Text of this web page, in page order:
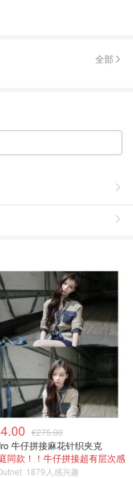
全部
€275.00
牛仔拼接麻花针织夹克
同款！！牛仔拼接超有层次感
1879人感兴趣